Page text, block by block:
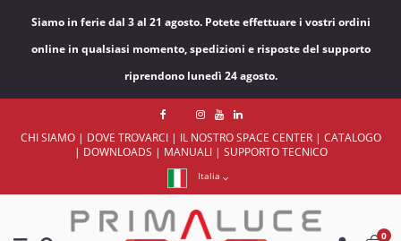
Siamo in ferie dal 3 al 21 agosto. Potete effettuare i vostri ordini
online in qualsiasi momento, spedizioni e risposte del supporto
riprendono lunedì 24 agosto.
CHI SIAMO| DOVE TROVARCI| IL NOSTRO SPACE CENTER| CATALOGO
| DOWNLOADS | MANUALI| SUPPORTO TECNICO
Italia
0